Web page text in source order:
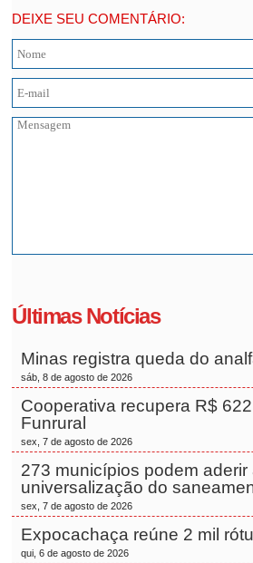
DEIXE SEU COMENTÁRIO:
Últimas Notícias
Minas registra queda do
sáb, 8 de agosto de 2026
Cooperativa recupera R$
Funrural
sex, 7 de agosto de 2026
273 municípios podem aderir
universalização do
sex, 7 de agosto de 2026
Expocachaça reúne 2 mil
qui, 6 de agosto de 2026